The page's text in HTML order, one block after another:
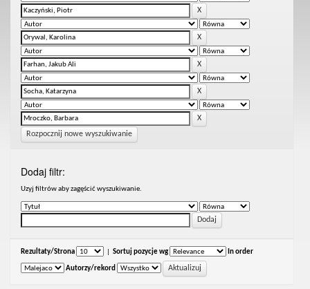
Rozpocznij nowe wyszukiwanie
Dodaj filtr:
Uzyj filtrów aby zagęścić wyszukiwanie.
Rezultaty/Strona Sortuj pozycje wg In order
Autorzy/rekord